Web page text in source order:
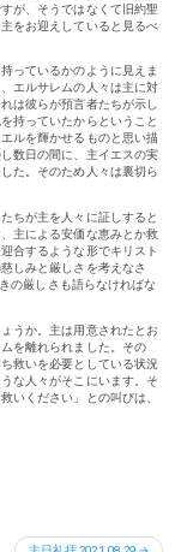
が、そうではなくて旧約聖
をお迎えしていると見るべ
っているかのように見えま
エルサレムの人々は主に対
は彼らが預言者たちが示し
持っていたからということ
ルを輝かせるものと思い描
数日の間に、主イエスの実
た。そのため人々は裏切ら
ちが主を人々に証しすると
主による安価な恵みとか救
合するような形でキリスト
しみと厳しさを考えなさ
の厳しさも語らなければな
うか。主は用意されたとお
を離れられました。その
救いを必要としている状況
な人々がそこにいます。そ
いください」との叫びは、